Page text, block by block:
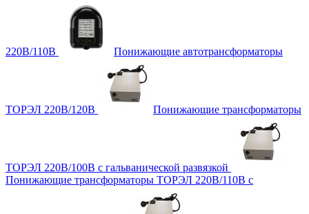
220В/110В Понижающие автотрансформаторы
ТОРЭЛ 220В/120В Понижающие трансформаторы
ТОРЭЛ 220В/100В с гальванической развязкой
Понижающие трансформаторы ТОРЭЛ 220В/110В с